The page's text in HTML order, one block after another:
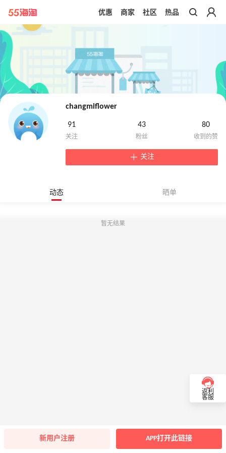
带你去官网买正品
优惠 商家 社区 热品
changmiflower
91 43 80
关注
动态 晒单
暂无结果
返利
客服
新用户注册 APP打开此链接